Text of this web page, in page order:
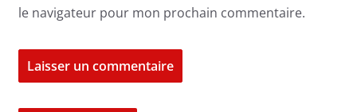
le navigateur pour mon prochain commentaire.